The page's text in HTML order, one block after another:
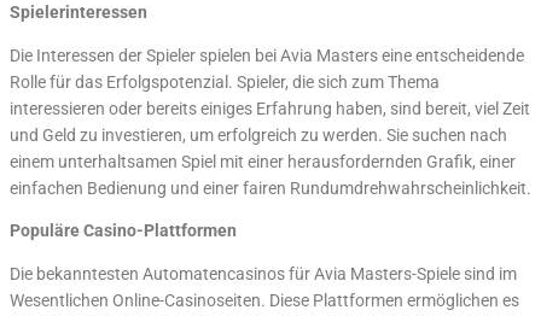
Spielerinteressen
Die Interessen der Spieler spielen bei Avia Masters eine entscheidende
Rolle für das Erfolgspotenzial. Spieler, die sich zum Thema
interessieren oder bereits einiges Erfahrung haben, sind bereit, viel Zeit
und Geld zu investieren, um erfolgreich zu werden. Sie suchen nach
einem unterhaltsamen Spiel mit einer herausfordernden Grafik, einer
einfachen Bedienung und einer fairen Rundumdrehwahrscheinlichkeit.
Populäre Casino-Plattformen
Die bekanntesten Automatencasinos für Avia Masters-Spiele sind im
Wesentlichen Online-Casinoseiten. Diese Plattformen ermöglichen es